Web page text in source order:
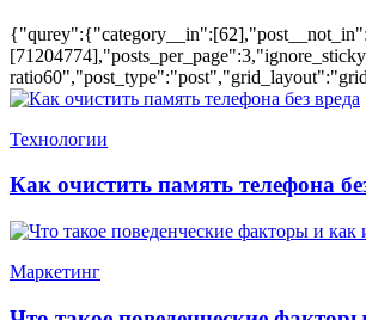
{"qurey":{"category__in":[62],"post__not_in":
Технологии
Как очистить память телефона
Маркетинг